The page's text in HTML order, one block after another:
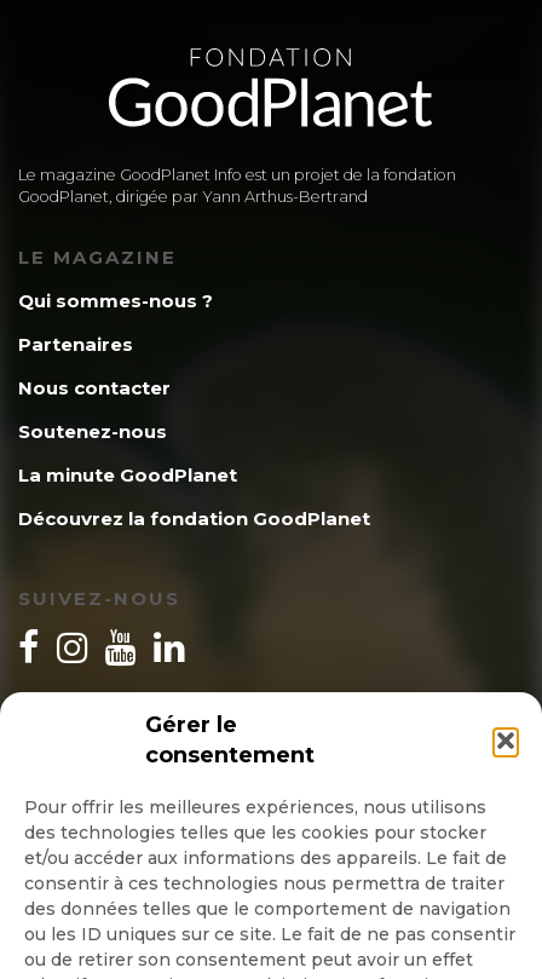
Gérer le
consentement
Pour offrir les meilleures expériences, nous utilisons
des technologies telles que les cookies pour stocker
et/ou accéder aux informations des appareils. Le fait de
consentir à ces technologies nous permettra de traiter
des données telles que le comportement de navigation
ou les ID uniques sur ce site. Le fait de ne pas consentir
ou de retirer son consentement peut avoir un effet
Le magazine GoodPlanet Info est un projet de la fondation
GoodPlanet, dirigée par Yann Arthus-Bertrand
LE MAGAZINE
Qui sommes-nous ?
Partenaires
Nous contacter
Soutenez-nous
La minute GoodPlanet
Découvrez la fondation GoodPlanet
SUIVEZ-NOUS
INSCRIPTION NEWSLETTER
Quotidienne
Hebdo
OK